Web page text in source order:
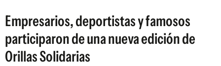
Empresarios, deportistas y famosos
participaron de una nueva edición de
Orillas Solidarias